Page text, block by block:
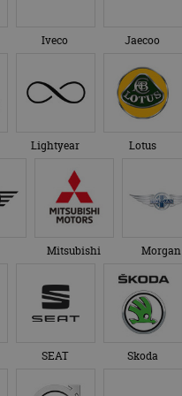
Iveco Jaecoo
Lightyear Lotus
Mitsubishi Morgan
SEAT Skoda